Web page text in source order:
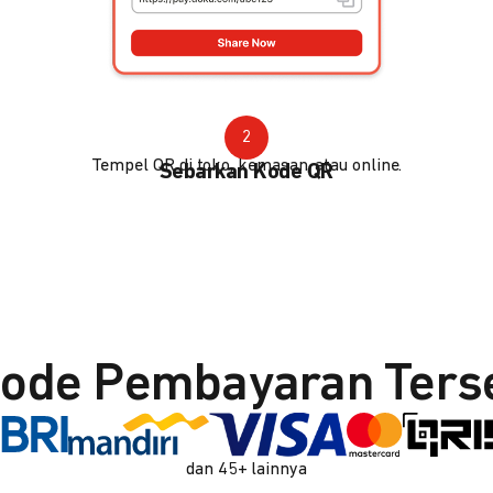
2
Sebarkan Kode QR
Tempel QR di toko, kemasan, atau online.
Pembayaran
dan 45+ lainnya